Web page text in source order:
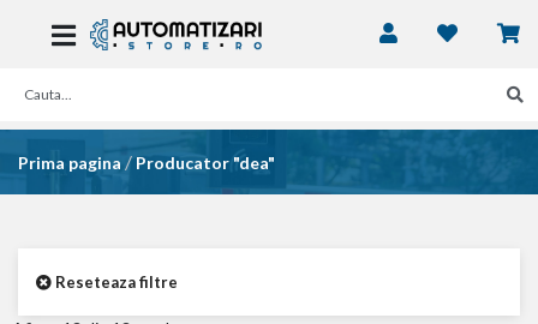
Prima pagina / Producator "dea"
Reseteaza filtre